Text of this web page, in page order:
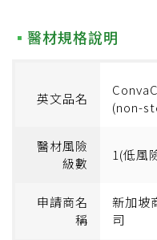
醫材規格說明
英文品名
(non-
醫材風險
級數
1(低風
申請商名
稱
新加坡
司